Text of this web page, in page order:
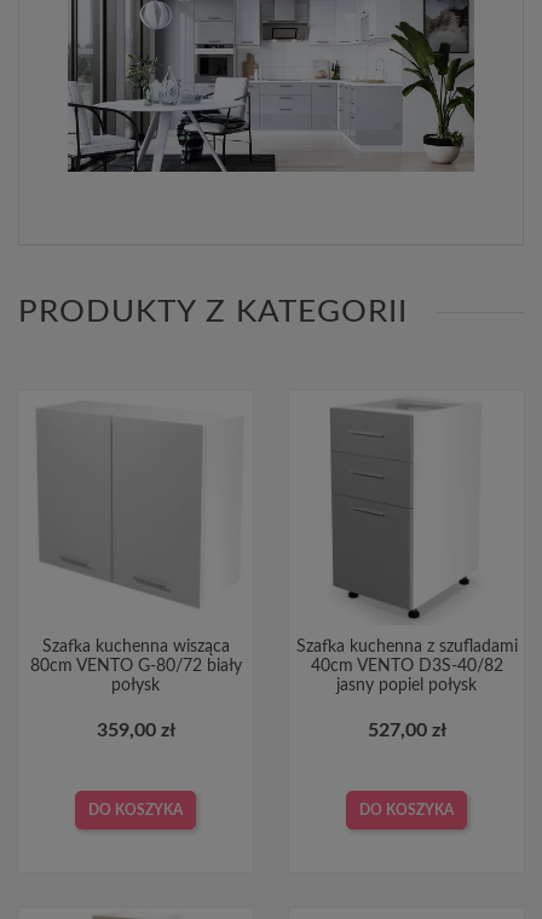
PRODUKTY Z KATEGORII
Szafka kuchenna wisząca
80cm VENTO G-80/72 biały
połysk
359,00 zł
DO KOSZYKA
Szafka kuchenna z szufladami
40cm VENTO D3S-40/82
jasny popiel połysk
527,00 zł
DO KOSZYKA